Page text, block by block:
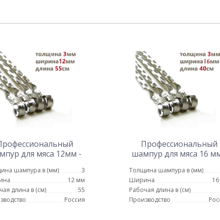
для мяса 12мм -
шампура в (мм)
3
12 мм
длина в (см)
55
Россия
Профессиональный
шампур для мяса 16
Толщина шампура в (мм)
Ширина
Рабочая длина в (см)
Производство